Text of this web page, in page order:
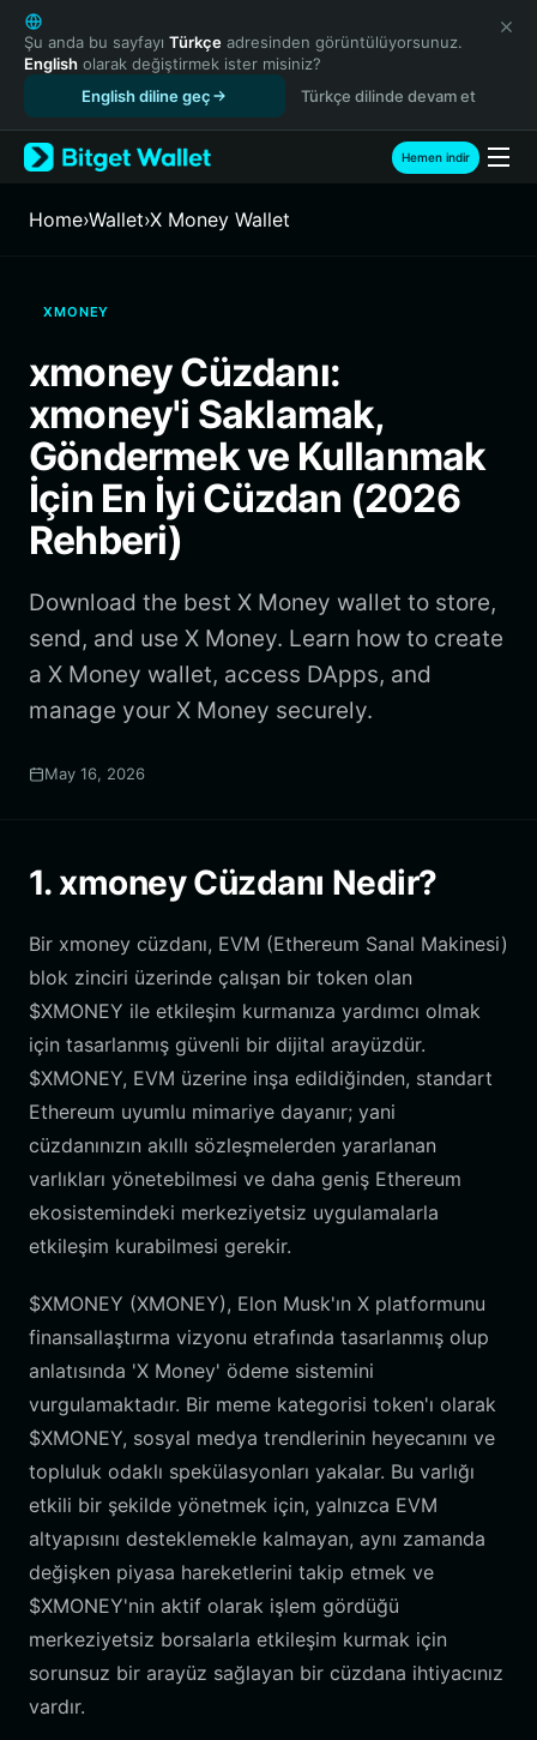
English
日本語
Tiếng Việt
Español (Latinoamérica)
Türkçe
Français
繁體中文
Bahasa Indonesia
ภาษาไทย
हिन्दी
Español
Português (Brasil)
Español (Argentina)
Şu anda bu sayfayı Türkçe adresinden görüntülüyorsunuz.
English olarak değiştirmek ister misiniz?
English diline geç
Türkçe dilinde devam et
Hemen indir
Home›Wallet›X Money Wallet
XMONEY
xmoney Cüzdanı:
xmoney'i Saklamak,
Göndermek ve Kullanmak
İçin En İyi Cüzdan (2026
Rehberi)
Download the best X Money wallet to store,
send, and use X Money. Learn how to create
a X Money wallet, access DApps, and
manage your X Money securely.
May 16, 2026
1. xmoney Cüzdanı Nedir?
Bir xmoney cüzdanı, EVM (Ethereum Sanal Makinesi)
blok zinciri üzerinde çalışan bir token olan
$XMONEY ile etkileşim kurmanıza yardımcı olmak
için tasarlanmış güvenli bir dijital arayüzdür.
$XMONEY, EVM üzerine inşa edildiğinden, standart
Ethereum uyumlu mimariye dayanır; yani
cüzdanınızın akıllı sözleşmelerden yararlanan
varlıkları yönetebilmesi ve daha geniş Ethereum
ekosistemindeki merkeziyetsiz uygulamalarla
etkileşim kurabilmesi gerekir.
$XMONEY (XMONEY), Elon Musk'ın X platformunu
finansallaştırma vizyonu etrafında tasarlanmış olup
anlatısında 'X Money' ödeme sistemini
vurgulamaktadır. Bir meme kategorisi token'ı olarak
$XMONEY, sosyal medya trendlerinin heyecanını ve
topluluk odaklı spekülasyonları yakalar. Bu varlığı
etkili bir şekilde yönetmek için, yalnızca EVM
altyapısını desteklemekle kalmayan, aynı zamanda
değişken piyasa hareketlerini takip etmek ve
$XMONEY'nin aktif olarak işlem gördüğü
merkeziyetsiz borsalarla etkileşim kurmak için
sorunsuz bir arayüz sağlayan bir cüzdana ihtiyacınız
vardır.